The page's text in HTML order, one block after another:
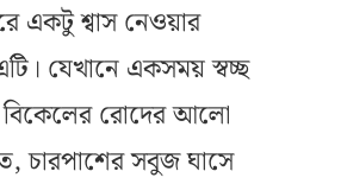
একটু শ্বাস নেওয়ার
যেখানে একসময় স্বচ্ছ
রোদের আলো
চারপাশের সবুজ ঘাসে